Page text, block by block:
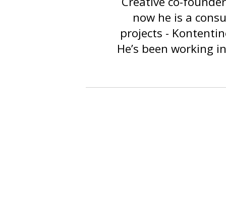
now he is a
projects -
He’s been working